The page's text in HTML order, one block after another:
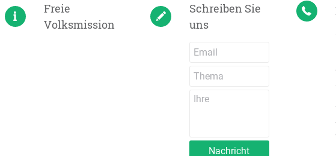
Freie
Volksmission
Schreiben Sie
uns
Nachricht